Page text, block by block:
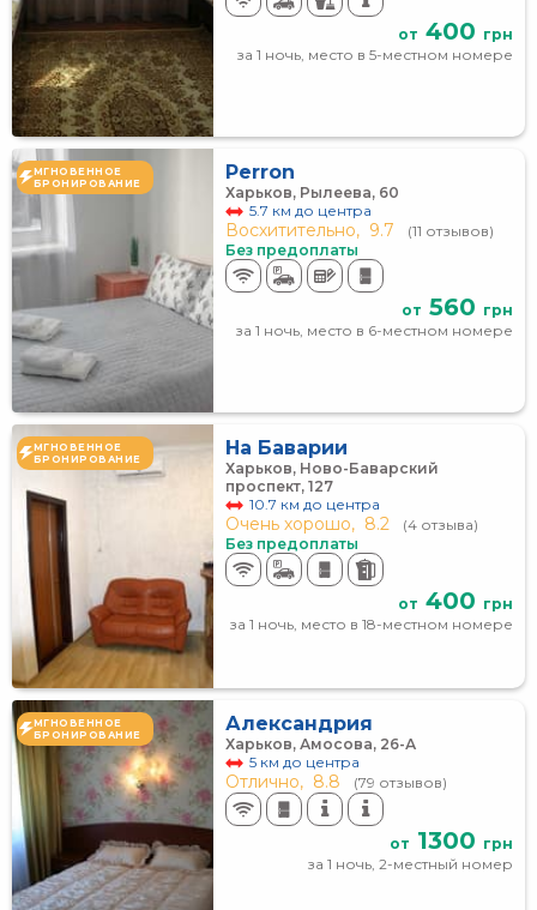
от 400 грн
за 1 ночь, место в 5-местном номере
МГНОВЕННОЕ
БРОНИРОВАНИЕ
Perron
Харьков, Рылеева, 60
5.7 км до центра
Восхитительно, 9.7
(11 отзывов)
Без предоплаты
от 560 грн
за 1 ночь, место в 6-местном номере
МГНОВЕННОЕ
БРОНИРОВАНИЕ
На Баварии
Харьков, Ново-Баварский
проспект, 127
10.7 км до центра
Очень хорошо, 8.2
(4 отзыва)
Без предоплаты
от 400 грн
за 1 ночь, место в 18-местном номере
МГНОВЕННОЕ
БРОНИРОВАНИЕ
Александрия
Харьков, Амосова, 26-А
5 км до центра
Отлично, 8.8 (79 отзывов)
от 1300 грн
за 1 ночь, 2-местный номер